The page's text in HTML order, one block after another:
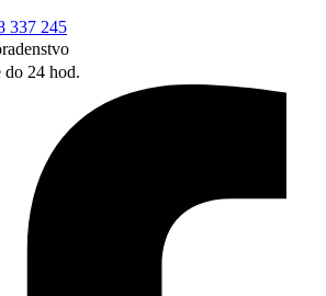
337 245
do 24 hod.